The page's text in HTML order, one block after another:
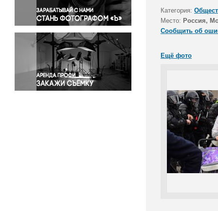
Происшествия и конфликты
Религия
Светская жизнь
Спорт
Экология
Экономика и бизнес
Категория:
Место: Россия,
Сообщить об
Ещё фото